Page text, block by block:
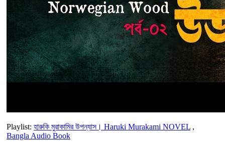
Playlist: হারুকি মুরাকামির উপন্যাস। Haruki Murakami NOVEL ,
Bangla Audio Book